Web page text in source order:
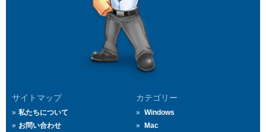
サイトマップ
私たちについて
お問い合わせ
カテゴリー
Windows
Mac